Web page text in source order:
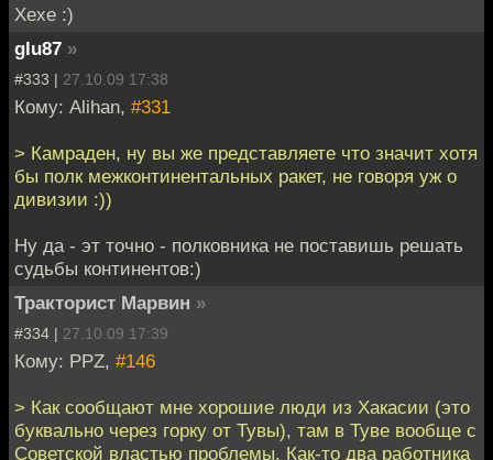
Хехе :)
glu87 »
#333 | 27.10.09 17:38
Кому: Alihan, #331
> Камраден, ну вы же представляете что значит хотя
бы полк межконтинентальных ракет, не говоря уж о
дивизии :))
Ну да - эт точно - полковника не поставишь решать
судьбы континентов:)
Тракторист Марвин »
#334 | 27.10.09 17:39
Кому: PPZ, #146
> Как сообщают мне хорошие люди из Хакасии (это
буквально через горку от Тувы), там в Туве вообще с
Советской властью проблемы. Как-то два работника